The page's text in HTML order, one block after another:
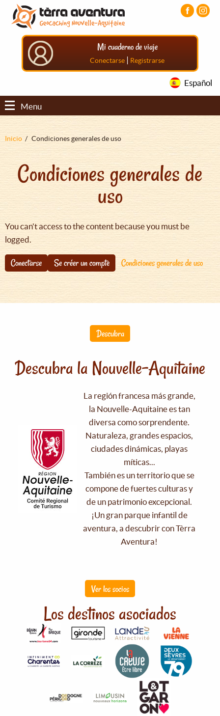
Pasar
contenido
principal
Pasar
menú
principal
Pasar
principal
Mi cuaderno de viaje
Conectarse | Registrarse
Español
Menu
Sobrescribir
ayuda
navegación
Inicio Condiciones generales de uso
Condiciones generales de
uso
You can't access to the content because you must be
logged.
Conectarse Se créer un compte Condiciones generales de uso
Descubra
Descubra la Nouvelle-Aquitaine
La región francesa más grande,
la Nouvelle-Aquitaine es tan
diversa como sorprendente.
Naturaleza, grandes espacios,
ciudades dinámicas, playas
míticas...
También es un territorio que se
compone de fuertes culturas y
de un patrimonio excepcional.
¡Un gran parque infantil de
aventura, a descubrir con Tèrra
Aventura!
Ver los socios
Los destinos asociados